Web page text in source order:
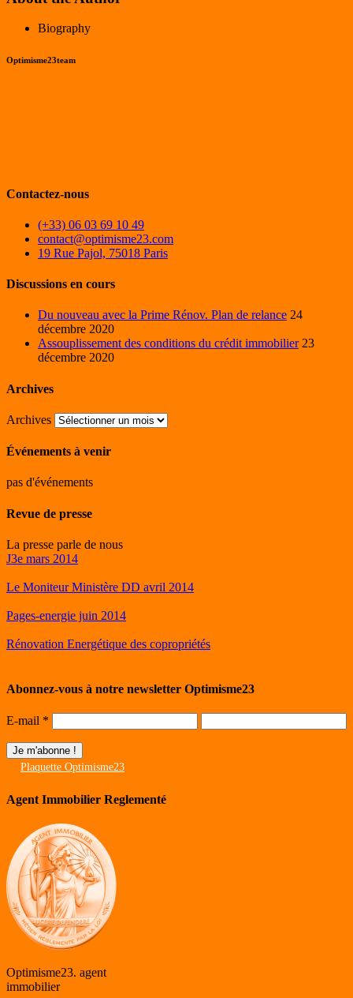
Biography
Optimisme23team
Contactez-nous
(+33) 06 03 69 10 49
contact@optimisme23.com
19 Rue Pajol, 75018 Paris
Discussions en cours
Du nouveau avec la Prime Rénov. Plan de relance 24
décembre 2020
Assouplissement des conditions du crédit immobilier 23
décembre 2020
Archives
Archives
Événements à venir
pas d'événements
Revue de presse
La presse parle de nous
J3e mars 2014
Le Moniteur Ministère DD avril 2014
Pages-energie juin 2014
Rénovation Energétique des copropriétés
Abonnez-vous à notre newsletter Optimisme23
E-mail *
Plaquette Optimisme23
Agent Immobilier Reglementé
Optimisme23. agent
immobilier